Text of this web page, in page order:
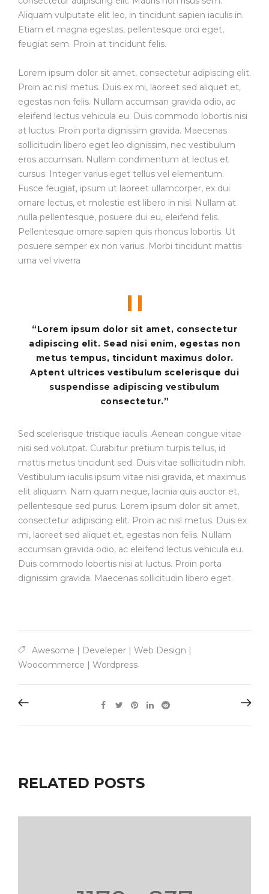
Aliquam vulputate elit leo, in tincidunt sapien iaculis in.
Etiam et magna egestas, pellentesque orci eget,
feugiat sem. Proin at tincidunt felis.
Lorem ipsum dolor sit amet, consectetur adipiscing elit.
Proin ac nisl metus. Duis ex mi, laoreet sed aliquet et,
egestas non felis. Nullam accumsan gravida odio, ac
eleifend lectus vehicula eu. Duis commodo lobortis nisi
at luctus. Proin porta dignissim gravida. Maecenas
sollicitudin libero eget leo dignissim, nec vestibulum
eros accumsan. Nullam condimentum at lectus et
cursus. Integer varius eget tellus vel elementum.
Fusce feugiat, ipsum ut laoreet ullamcorper, ex dui
ornare lectus, et molestie est libero in nisl. Nullam at
nulla pellentesque, posuere dui eu, eleifend felis.
Pellentesque ornare sapien quis rhoncus lobortis. Ut
posuere semper ex non varius. Morbi tincidunt mattis
urna vel viverra
“Lorem ipsum dolor sit amet, consectetur
adipiscing elit. Sead nisi enim, egestas non
metus tempus, tincidunt maximus dolor.
Aptent ultrices vestibulum scelerisque dui
suspendisse adipiscing vestibulum
consectetur.”
Sed scelerisque tristique iaculis. Aenean congue vitae
nisi sed volutpat. Curabitur pretium turpis tellus, id
mattis metus tincidunt sed. Duis vitae sollicitudin nibh.
Vestibulum iaculis ipsum vitae nisi gravida, et maximus
elit aliquam. Nam quam neque, lacinia quis auctor et,
pellentesque sed purus. Lorem ipsum dolor sit amet,
consectetur adipiscing elit. Proin ac nisl metus. Duis ex
mi, laoreet sed aliquet et, egestas non felis. Nullam
accumsan gravida odio, ac eleifend lectus vehicula eu.
Duis commodo lobortis nisi at luctus. Proin porta
dignissim gravida. Maecenas sollicitudin libero eget.
Awesome | Develeper | Web Design |
Woocommerce | Wordpress
RELATED POSTS